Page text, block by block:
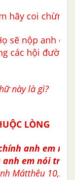
hãy coi chừng
sẽ nộp anh em
các hội đường
này là gì?
LÒNG
anh em nói,
em nói
Mátthêu 10,20